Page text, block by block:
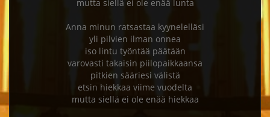
mutta siellä ei ole enää lunta
Anna minun ratsastaa kyynelelläsi
yli pilvien ilman onnea
iso lintu työntää päätään
varovasti takaisin piilopaikkaansa
pitkien sääriesi välistä
etsin hiekkaa viime vuodelta
mutta siellä ei ole enää hiekkaa